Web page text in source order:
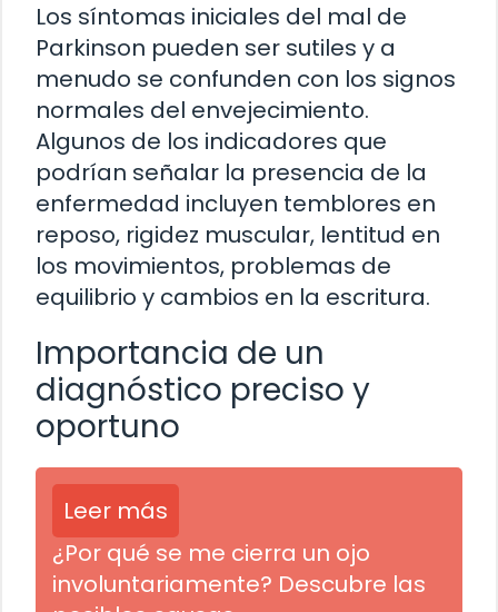
Los síntomas iniciales del mal de
Parkinson pueden ser sutiles y a
menudo se confunden con los signos
normales del envejecimiento.
Algunos de los indicadores que
podrían señalar la presencia de la
enfermedad incluyen temblores en
reposo, rigidez muscular, lentitud en
los movimientos, problemas de
equilibrio y cambios en la escritura.
Importancia de un
diagnóstico preciso y
oportuno
Leer más
¿Por qué se me cierra un ojo
involuntariamente? Descubre las